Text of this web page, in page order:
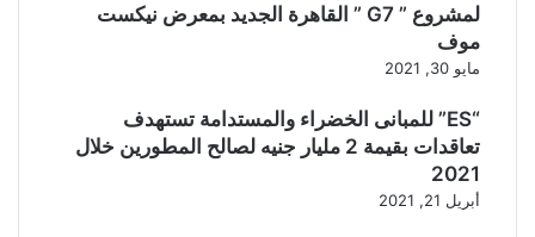
لمشروع ” G7 ” القاهرة الجديد بمعرض نيكست
موف
مايو 30, 2021
“ES” للمبانى الخضراء والمستدامة تستهدف
تعاقدات بقيمة 2 مليار جنيه لصالح المطورين خلال
2021
أبريل 21, 2021